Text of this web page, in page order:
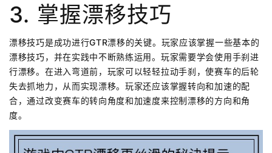
3. 掌握漂移技巧
漂移技巧是成功进行GTR漂移的关键。玩家应该掌握一些基本的
漂移技巧，并在实践中不断熟练运用。玩家需要学会使用手刹进
行漂移。在进入弯道前，玩家可以轻轻拉动手刹，使赛车的后轮
失去抓地力，从而实现漂移。玩家还应该掌握转向和加速的配
合，通过改变赛车的转向角度和加速度来控制漂移的方向和角
度。